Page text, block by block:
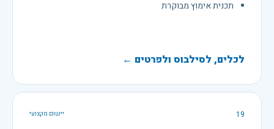
תכנית אימוץ מבוקרת
לכלים, לסילבוס ולפרטים ←
19 יישום מקצועי